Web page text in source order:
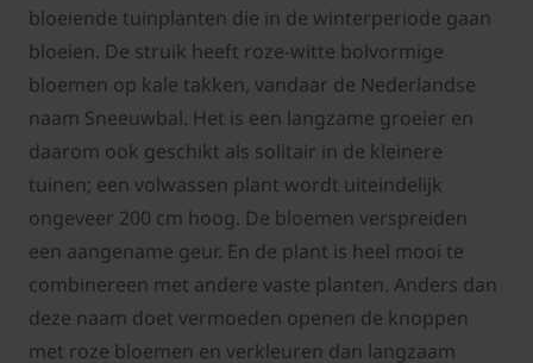
bloeiende tuinplanten die in de winterperiode gaan
bloeien. De struik heeft roze-witte bolvormige
bloemen op kale takken, vandaar de Nederlandse
naam Sneeuwbal. Het is een langzame groeier en
daarom ook geschikt als solitair in de kleinere
tuinen; een volwassen plant wordt uiteindelijk
ongeveer 200 cm hoog. De bloemen verspreiden
een aangename geur. En de plant is heel mooi te
combinereen met andere vaste planten. Anders dan
deze naam doet vermoeden openen de knoppen
met roze bloemen en verkleuren dan langzaam